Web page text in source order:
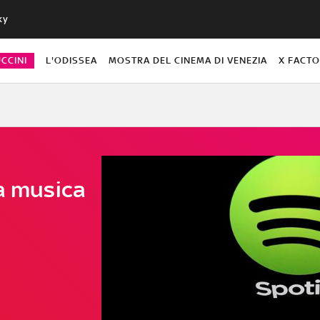
L'ODISSEA MOSTRA DEL CINEMA DI VENEZIA X
musica